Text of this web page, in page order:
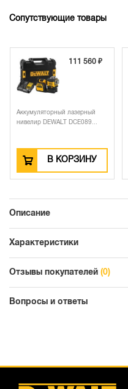
Сопутствующие товары
111 560 ₽
Аккумуляторный лазерный
нивелир DEWALT DCE089...
В КОРЗИНУ
Описание
Характеристики
Отзывы покупателей (0)
Вопросы и ответы